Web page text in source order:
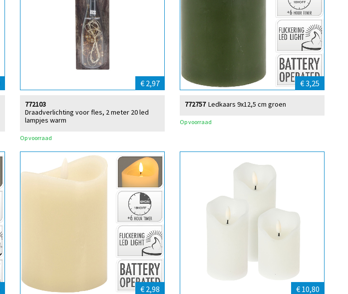
€ 2,97
Draadverlichting voor fles, 2 meter 20 led
lampjes warm
772103
Op voorraad
€ 3,25
Ledkaars 9x12,5 cm groen
772757
Op voorraad
€ 2,98 € 10,80